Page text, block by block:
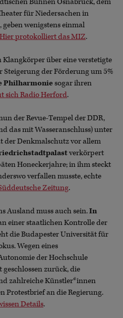
Bühnen Osnabrück, dem
für Niedersachen in
wenigstens einmal
Hier protokolliert das MIZ.
über eine verstetigte
der Förderung um 5%
Philharmoniesogar ihren
sich Radio Herford.
der Revue-Tempel der DDR,
das mit Wasseranschluss) unter
der Denkmalschutz vor allem
verkörpert
Honeckerjahre; in ihm steckt
verfallen musste, echte
Zeitung.
Ausland muss auch sein.In
einer staatlichen Kontrolle der
die Budapester Universität für
Wegen eines
der Hochschule
zurück, die
zahlreiche Künstler*innen
Protestbrief an die Regierung.
Details.